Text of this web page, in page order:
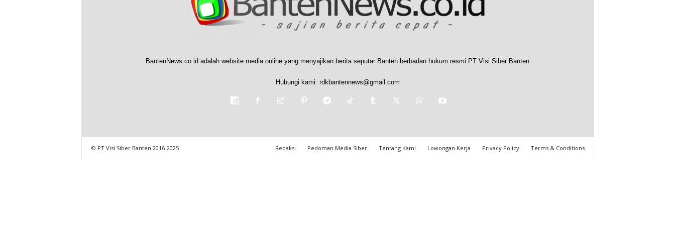
BantenNews.co.id adalah website media online yang menyajikan berita seputar Banten berbadan hukum resmi PT Visi Siber Banten
Hubungi kami: rdkbantennews@gmail.com
Redaksi Pedoman Media Siber Tentang Kami Lowongan Kerja Privacy Policy Terms & Conditions
© PT Visi Siber Banten 2016-2025